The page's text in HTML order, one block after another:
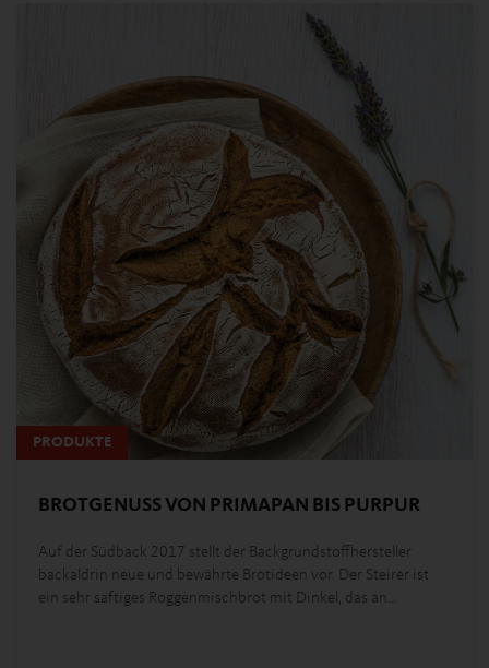
PRODUKTE
BROTGENUSS VON PRIMAPAN BIS PURPUR
Auf der Südback 2017 stellt der Backgrundstoffhersteller
backaldrin neue und bewährte Brotideen vor. Der Steirer ist
ein sehr saftiges Roggenmischbrot mit Dinkel, das an…